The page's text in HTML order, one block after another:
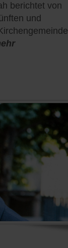
berichtet von
und